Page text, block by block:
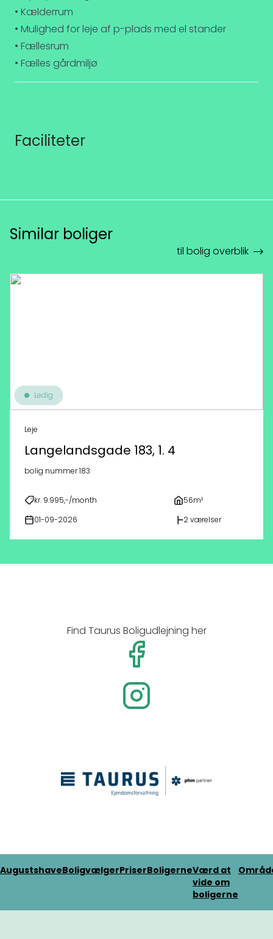
• Kælderrum
• Mulighed for leje af p-plads med el stander
• Fællesrum
• Fælles gårdmiljø
Faciliteter
Similar boliger
til bolig overblik
Ledig
Leje
Langelandsgade 183, 1. 4
bolig nummer 183
kr. 9.995,-/month 56m²
01-09-2026 2 værelser
Find Taurus Boligudlejning her
AugustshaveBoligvælgerPriserBoligerneVærd at
vide om
boligerne